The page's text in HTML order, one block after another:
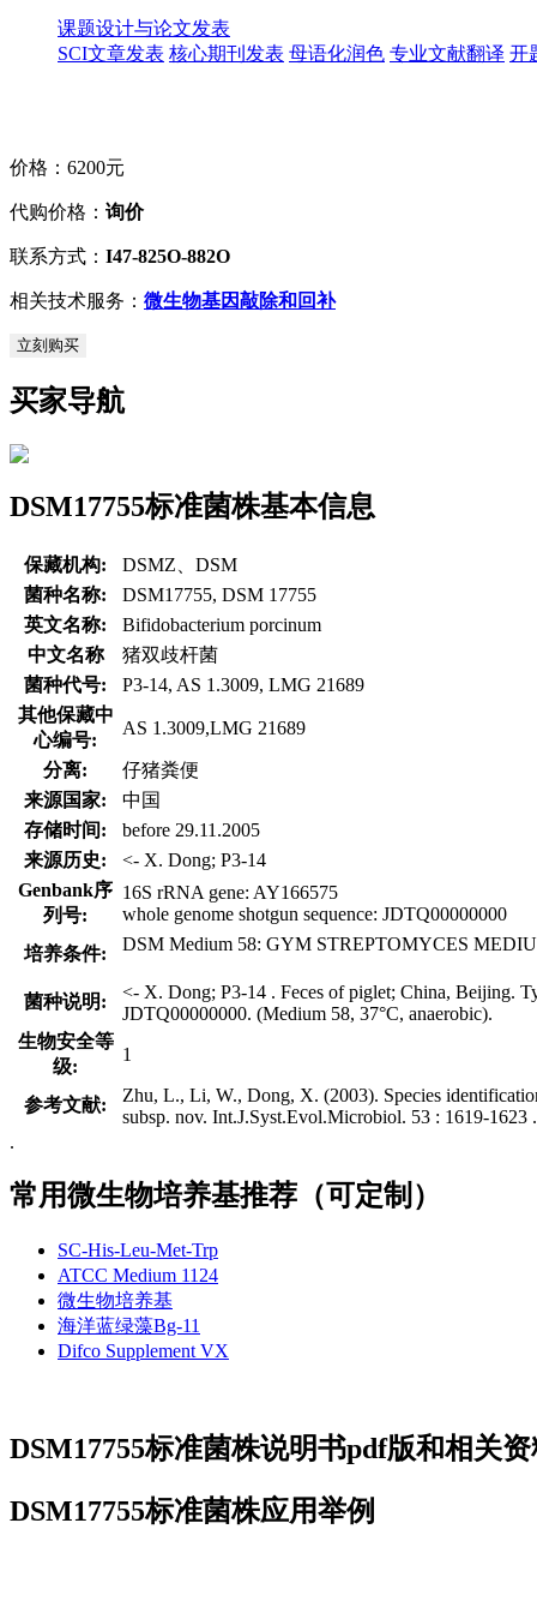
课题设计与论文发表
SCI文章发表 核心期刊发表 母语化润色 专业文献翻译 开
价格： 6200元
代购价格： 询价
联系方式： I47-825O-882O
相关技术服务： 微生物基因敲除和回补
立刻购买
买家导航
DSM17755标准菌株基本信息
保藏机构:
DSMZ、DSM
菌种名称:
DSM17755, DSM 17755
英文名称:
Bifidobacterium porcinum
中文名称
猪双歧杆菌
菌种代号:
P3-14, AS 1.3009, LMG 21689
其他保藏中
心编号:
AS 1.3009,LMG 21689
分离:
仔猪粪便
来源国家:
中国
存储时间:
before 29.11.2005
来源历史:
<- X. Dong; P3-14
Genbank序
列号:
16S rRNA gene: AY166575
whole genome shotgun sequence: JDTQ00000000
培养条件:
DSM Medium 58: GYM STREPTOMYCES
菌种说明:
<- X. Dong; P3-14 . Feces of piglet; China, Beijing.
JDTQ00000000. (Medium 58, 37°C, anaerobic).
生物安全等
级:
1
参考文献:
Zhu, L., Li, W., Dong, X. (2003). Species
subsp. nov. Int.J.Syst.Evol.Microbiol. 53 : 1619-
.
常用微生物培养基推荐（可定制）
SC-His-Leu-Met-Trp
ATCC Medium 1124
微生物培养基
海洋蓝绿藻Bg-11
Difco Supplement VX
DSM17755标准菌株说明书pdf版和相关
DSM17755标准菌株应用举例